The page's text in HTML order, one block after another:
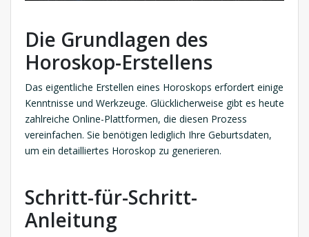
Die Grundlagen des
Horoskop-Erstellens
Das eigentliche Erstellen eines Horoskops erfordert einige
Kenntnisse und Werkzeuge. Glücklicherweise gibt es heute
zahlreiche Online-Plattformen, die diesen Prozess
vereinfachen. Sie benötigen lediglich Ihre Geburtsdaten,
um ein detailliertes Horoskop zu generieren.
Schritt-für-Schritt-
Anleitung